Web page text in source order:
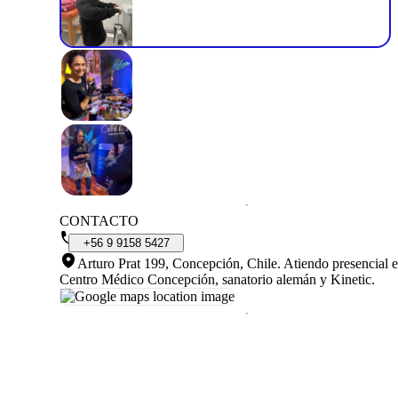
CONTACTO
+56 9 9158 5427
Arturo Prat 199, Concepción, Chile. Atiendo presencial
Centro Médico Concepción, sanatorio alemán y Kinetic.